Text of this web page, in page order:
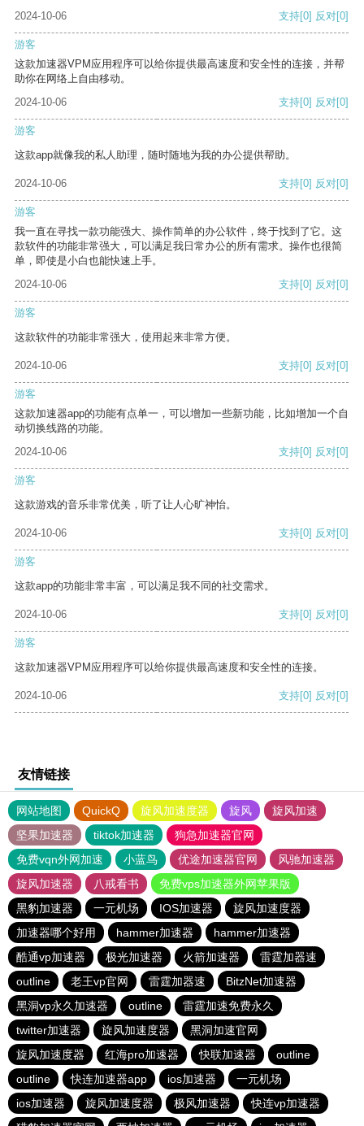
2024-10-06
支持[0] 反对[0]
游客
这款加速器VPM应用程序可以给你提供最高速度和安全性的连接，并帮
助你在网络上自由移动。
2024-10-06
支持[0] 反对[0]
游客
这款app就像我的私人助理，随时随地为我的办公提供帮助。
2024-10-06 支持[0] 反对[0]
游客
我一直在寻找一款功能强大、操作简单的办公软件，终于找到了它。这
款软件的功能非常强大，可以满足我日常办公的所有需求。操作也很简
单，即使是小白也能快速上手。
2024-10-06
支持[0] 反对[0]
游客
这款软件的功能非常强大，使用起来非常方便。
2024-10-06 支持[0] 反对[0]
游客
这款加速器app的功能有点单一，可以增加一些新功能，比如增加一个自
动切换线路的功能。
2024-10-06
支持[0] 反对[0]
游客
这款游戏的音乐非常优美，听了让人心旷神怡。
2024-10-06 支持[0] 反对[0]
游客
这款app的功能非常丰富，可以满足我不同的社交需求。
2024-10-06 支持[0] 反对[0]
游客
这款加速器VPM应用程序可以给你提供最高速度和安全性的连接。
2024-10-06 支持[0] 反对[0]
友情链接
网站地图 QuickQ 旋风加速度器 旋风
旋风加速
坚果加速器
tiktok加速器
狗急加速器官网
免费vqn外网加速
小蓝鸟 优途加速器官网
风驰加速器
旋风加速器
八戒看书
免费vps加速器外网苹果版
黑豹加速器
一元机场 IOS加速器
旋风加速度器
加速器哪个好用
hammer加速器
hammer加速器
酷通vp加速器
极光加速器 火箭加速器
雷霆加器速
outline
老王vp官网 雷霆加器速
BitzNet加速器
黑洞vp永久加速器
outline
雷霆加速免费永久
twitter加速器
旋风加速度器
黑洞加速官网
旋风加速度器
红海pro加速器 快联加速器
outline
outline
快连加速器app ios加速器
一元机场
ios加速器
旋风加速度器 极风加速器
快连vp加速器